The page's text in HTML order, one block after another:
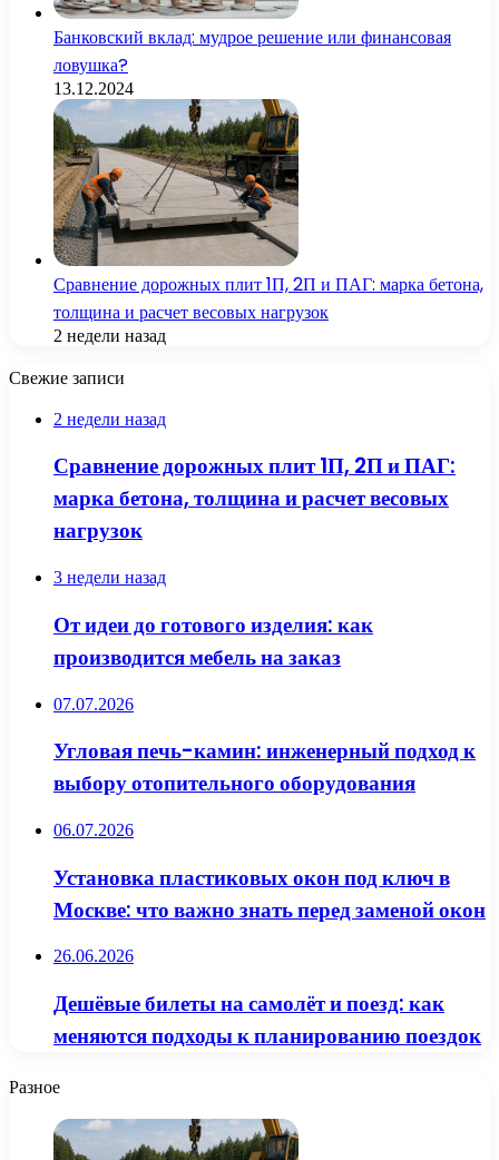
Банковский вклад: мудрое решение или финансовая
ловушка?
13.12.2024
Сравнение дорожных плит 1П, 2П и ПАГ: марка бетона,
толщина и расчет весовых нагрузок
2 недели назад
Свежие записи
2 недели назад
Сравнение дорожных плит 1П, 2П и ПАГ:
марка бетона, толщина и расчет весовых
нагрузок
3 недели назад
От идеи до готового изделия: как
производится мебель на заказ
07.07.2026
Угловая печь-камин: инженерный подход к
выбору отопительного оборудования
06.07.2026
Установка пластиковых окон под ключ в
Москве: что важно знать перед заменой окон
26.06.2026
Дешёвые билеты на самолёт и поезд: как
меняются подходы к планированию поездок
Разное